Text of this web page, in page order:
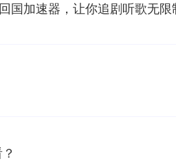
国加速器，让你追剧听歌无限